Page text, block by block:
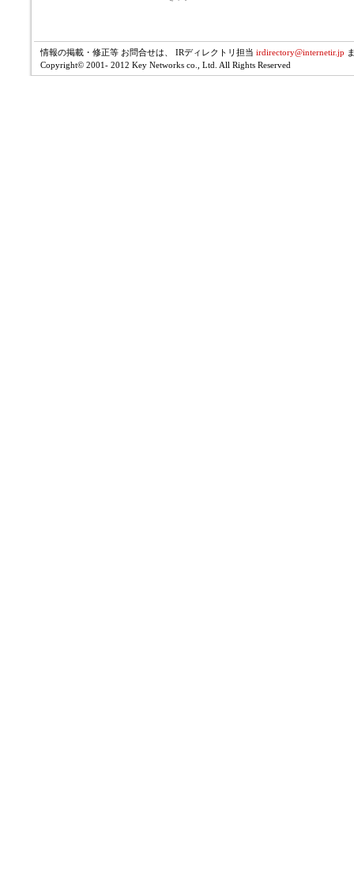
情報の掲載・修正等 お問合せは、 IRディレクトリ担当 irdirectory@internetir.jp
Copyright© 2001- 2012 Key Networks co., Ltd. All Rights Reserved